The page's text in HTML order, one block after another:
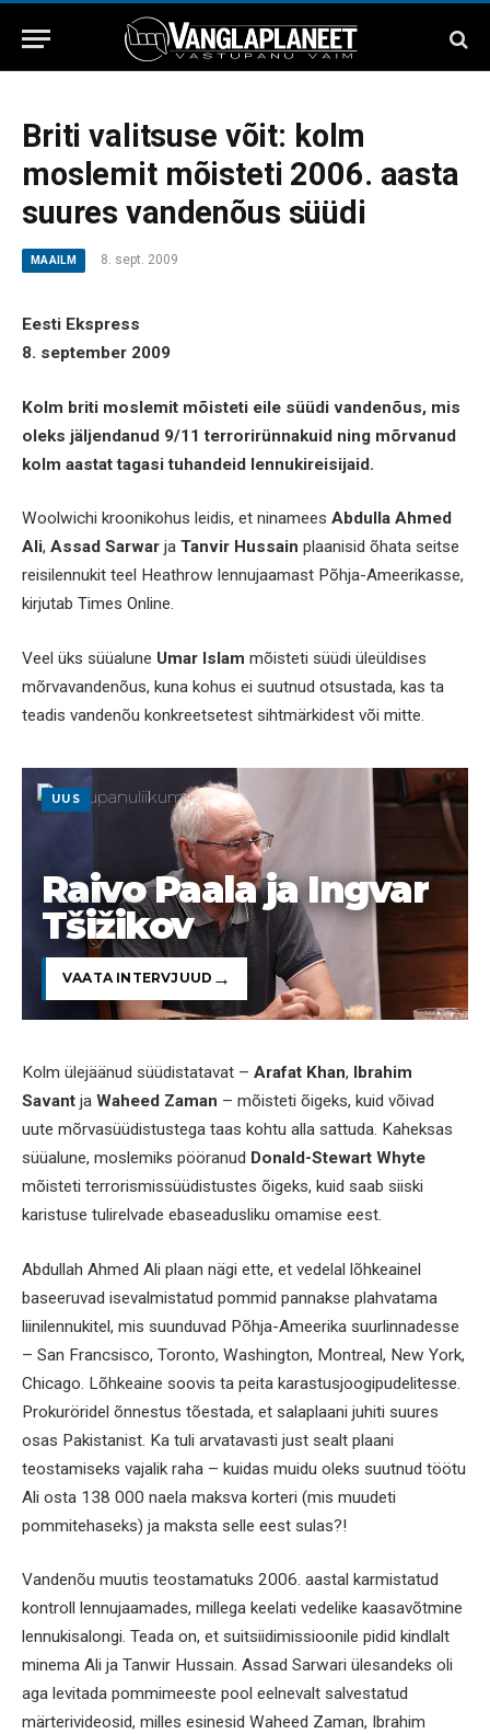
Briti valitsuse võit: kolm
moslemit mõisteti 2006. aasta
suures vandenõus süüdi
MAAILM 8. sept. 2009
Eesti Ekspress
8. september 2009
Kolm briti moslemit mõisteti eile süüdi vandenõus, mis
oleks jäljendanud 9/11 terrorirünnakuid ning mõrvanud
kolm aastat tagasi tuhandeid lennukireisijaid.
Woolwichi kroonikohus leidis, et ninamees Abdulla Ahmed
Ali, Assad Sarwar ja Tanvir Hussain plaanisid õhata seitse
reisilennukit teel Heathrow lennujaamast Põhja-Ameerikasse,
kirjutab Times Online.
Veel üks süüalune Umar Islam mõisteti süüdi üleüldises
mõrvavandenõus, kuna kohus ei suutnud otsustada, kas ta
teadis vandenõu konkreetsetest sihtmärkidest või mitte.
UUS
Raivo Paala ja Ingvar
Tšižikov
VAATA INTERVJUUD
Kolm ülejäänud süüdistatavat – Arafat Khan, Ibrahim
Savant ja Waheed Zaman – mõisteti õigeks, kuid võivad
uute mõrvasüüdistustega taas kohtu alla sattuda. Kaheksas
süüalune, moslemiks pööranud Donald-Stewart Whyte
mõisteti terrorismissüüdistustes õigeks, kuid saab siiski
karistuse tulirelvade ebaseadusliku omamise eest.
Abdullah Ahmed Ali plaan nägi ette, et vedelal lõhkeainel
baseeruvad isevalmistatud pommid pannakse plahvatama
liinilennukitel, mis suunduvad Põhja-Ameerika suurlinnadesse
– San Francsisco, Toronto, Washington, Montreal, New York,
Chicago. Lõhkeaine soovis ta peita karastusjoogipudelitesse.
Prokuröridel õnnestus tõestada, et salaplaani juhiti suures
osas Pakistanist. Ka tuli arvatavasti just sealt plaani
teostamiseks vajalik raha – kuidas muidu oleks suutnud töötu
Ali osta 138 000 naela maksva korteri (mis muudeti
pommitehaseks) ja maksta selle eest sulas?!
Vandenõu muutis teostamatuks 2006. aastal karmistatud
kontroll lennujaamades, millega keelati vedelike kaasavõtmine
lennukisalongi. Teada on, et suitsiidimissioonile pidid kindlalt
minema Ali ja Tanwir Hussain. Assad Sarwari ülesandeks oli
aga levitada pommimeeste pool eelnevalt salvestatud
märterivideosid, milles esinesid Waheed Zaman, Ibrahim